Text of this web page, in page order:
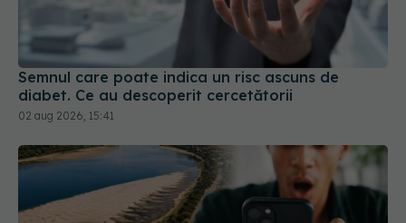
Semnul care poate indica un risc ascuns de
diabet. Ce au descoperit cercetătorii
02 aug 2026, 15:41